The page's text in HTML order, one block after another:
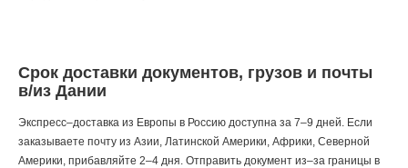
Срок доставки документов, грузов и почты
в/из Дании
Экспресс–доставка из Европы в Россию доступна за 7–9 дней. Если
заказываете почту из Азии, Латинской Америки, Африки, Северной
Америки, прибавляйте 2–4 дня. Отправить документ из–за границы в